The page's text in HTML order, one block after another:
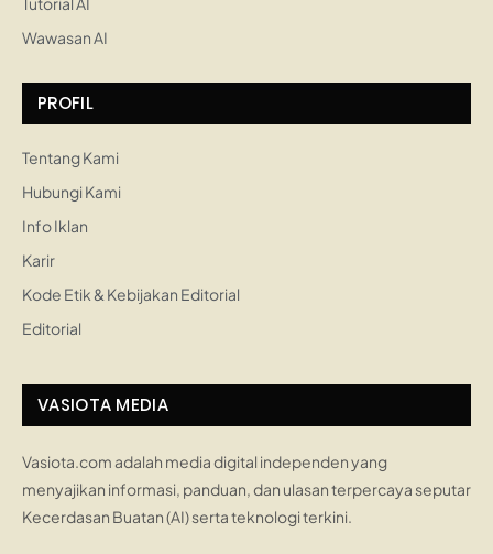
Wawasan AI
PROFIL
Tentang Kami
Hubungi Kami
Info Iklan
Karir
Kode Etik & Kebijakan Editorial
Editorial
VASIOTA MEDIA
Vasiota.com adalah media digital independen yang
menyajikan informasi, panduan, dan ulasan terpercaya seputar
Kecerdasan Buatan (AI) serta teknologi terkini.